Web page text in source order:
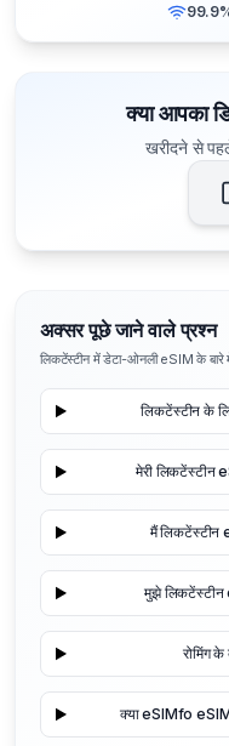
क्या आपका
खरीदने से
अक्सर पूछे जाने वाले प्रश्न
लिकटेंस्टीन में डेटा-ओनली eSIM के
लिकटेंस्टीन के
मेरी लिकटेंस्टीन
मैं लिकटेंस्टीन
मुझे लिकटेंस्टीन
रोमिंग
क्या eSIMfo